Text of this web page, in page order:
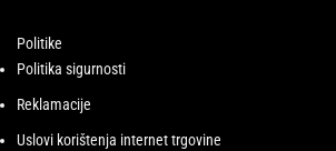
Politike
Politika sigurnosti
Reklamacije
Uslovi korištenja internet trgovine